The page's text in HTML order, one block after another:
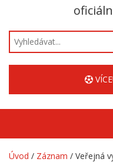
Hledat
Úvod / Záznam / Veřejná